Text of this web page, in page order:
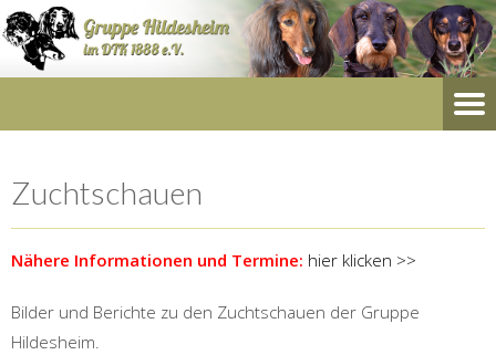
Zuchtschauen
Nähere Informationen und Termine: hier klicken >>
Bilder und Berichte zu den Zuchtschauen der Gruppe
Hildesheim.